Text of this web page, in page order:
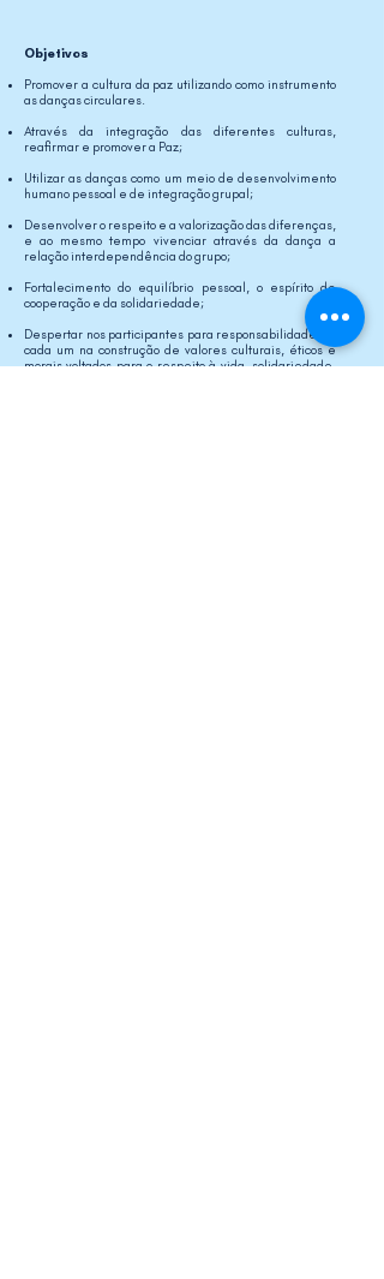
Objetivos
Promover a cultura da paz utilizando como instrumento
as danças circulares.
Através da integração das diferentes culturas,
reafirmar e promover a Paz;
Utilizar as danças como um meio de desenvolvimento
humano pessoal e de integração grupal;
Desenvolver o respeito e a valorização das diferenças,
e ao mesmo tempo vivenciar através da dança a
relação interdependência do grupo;
Fortalecimento do equilíbrio pessoal, o espírito de
cooperação e da solidariedade;
Despertar nos participantes para responsabilidade de
cada um na construção de valores culturais, éticos e
morais voltados para o respeito à vida, solidariedade,